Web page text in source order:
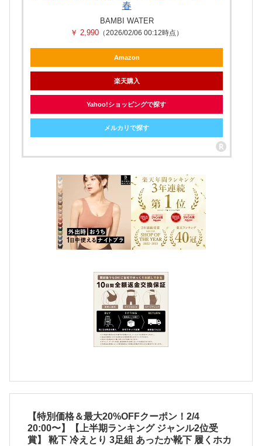
春
BAMBI WATER
￥ 2,990 （2026/02/06 00:12時点）
Amazon
楽天購入
Yahoo!ショッピングで探す
メルカリで探す
【特別価格＆最大20%OFFクーポン！2/4
20:00〜】【上半期ランキング ジャンル2位受
賞】 靴下 冷えとり 3足組 あったか靴下 履くホカ